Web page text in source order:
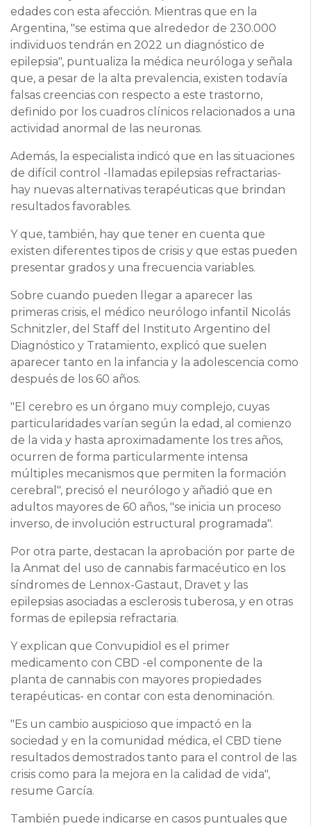
edades con esta afección. Mientras que en la
Argentina, "se estima que alrededor de 230.000
individuos tendrán en 2022 un diagnóstico de
epilepsia", puntualiza la médica neuróloga y señala
que, a pesar de la alta prevalencia, existen todavía
falsas creencias con respecto a este trastorno,
definido por los cuadros clínicos relacionados a una
actividad anormal de las neuronas.
Además, la especialista indicó que en las situaciones
de difícil control -llamadas epilepsias refractarias-
hay nuevas alternativas terapéuticas que brindan
resultados favorables.
Y que, también, hay que tener en cuenta que
existen diferentes tipos de crisis y que estas pueden
presentar grados y una frecuencia variables.
Sobre cuando pueden llegar a aparecer las
primeras crisis, el médico neurólogo infantil Nicolás
Schnitzler, del Staff del Instituto Argentino del
Diagnóstico y Tratamiento, explicó que suelen
aparecer tanto en la infancia y la adolescencia como
después de los 60 años.
"El cerebro es un órgano muy complejo, cuyas
particularidades varían según la edad, al comienzo
de la vida y hasta aproximadamente los tres años,
ocurren de forma particularmente intensa
múltiples mecanismos que permiten la formación
cerebral", precisó el neurólogo y añadió que en
adultos mayores de 60 años, "se inicia un proceso
inverso, de involución estructural programada".
Por otra parte, destacan la aprobación por parte de
la Anmat del uso de cannabis farmacéutico en los
síndromes de Lennox-Gastaut, Dravet y las
epilepsias asociadas a esclerosis tuberosa, y en otras
formas de epilepsia refractaria.
Y explican que Convupidiol es el primer
medicamento con CBD -el componente de la
planta de cannabis con mayores propiedades
terapéuticas- en contar con esta denominación.
"Es un cambio auspicioso que impactó en la
sociedad y en la comunidad médica, el CBD tiene
resultados demostrados tanto para el control de las
crisis como para la mejora en la calidad de vida",
resume García.
También puede indicarse en casos puntuales que